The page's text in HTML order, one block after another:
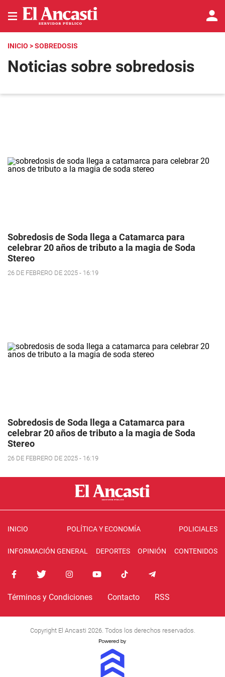
INICIO > SOBREDOSIS
Noticias sobre sobredosis
Sobredosis de Soda llega a Catamarca para
celebrar 20 años de tributo a la magia de Soda
Stereo
26 DE FEBRERO DE 2025 - 16:19
Sobredosis de Soda llega a Catamarca para
celebrar 20 años de tributo a la magia de Soda
Stereo
26 DE FEBRERO DE 2025 - 16:19
INICIO POLÍTICA Y ECONOMÍA POLICIALES
INFORMACIÓN GENERAL DEPORTES OPINIÓN CONTENIDOS
Términos y Condiciones Contacto RSS
Copyright El Ancasti 2026. Todos los derechos reservados.